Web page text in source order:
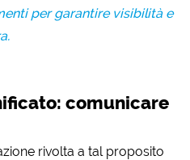
per garantire visibilità e
comunicare
rivolta a tal proposito